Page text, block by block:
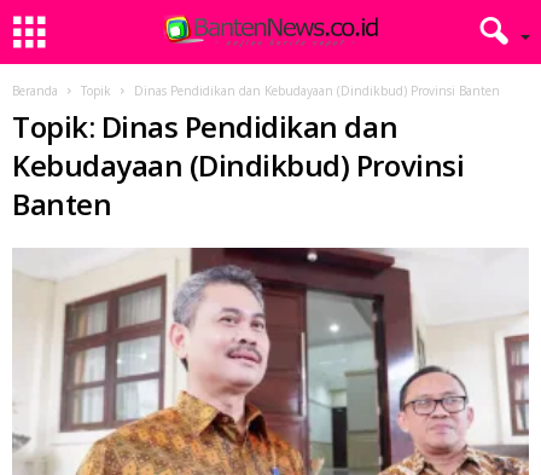
Beranda Topik Dinas Pendidikan dan Kebudayaan (Dindikbud) Provinsi Banten
Topik: Dinas Pendidikan dan
Kebudayaan (Dindikbud) Provinsi
Banten